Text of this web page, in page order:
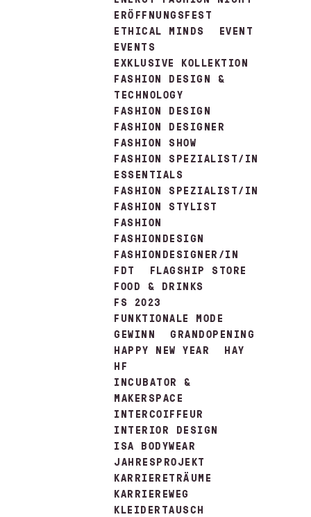
ERÖFFNUNGSFEST
ETHICAL MINDS
EVENT
EVENTS
EXKLUSIVE KOLLEKTION
FASHION DESIGN &
TECHNOLOGY
FASHION DESIGN
FASHION DESIGNER
FASHION SHOW
FASHION SPEZIALIST/IN
ESSENTIALS
FASHION SPEZIALIST/IN
FASHION STYLIST
FASHION
FASHIONDESIGN
FASHIONDESIGNER/IN
FDT
FLAGSHIP STORE
FOOD & DRINKS
FS 2023
FUNKTIONALE MODE
GEWINN
GRANDOPENING
HAPPY NEW YEAR
HAY
HF
INCUBATOR &
MAKERSPACE
INTERCOIFFEUR
INTERIOR DESIGN
ISA BODYWEAR
JAHRESPROJEKT
KARRIERETRÄUME
KARRIEREWEG
KLEIDERTAUSCH